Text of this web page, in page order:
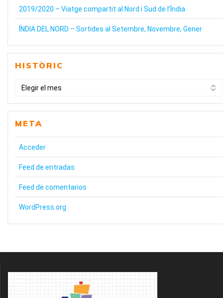
2019/2020 – Viatge compartit al Nord i Sud de l’Índia
ÍNDIA DEL NORD – Sortides al Setembre, Novembre, Gener
HISTÒRIC
HISTÒRIC
META
Acceder
Feed de entradas
Feed de comentarios
WordPress.org